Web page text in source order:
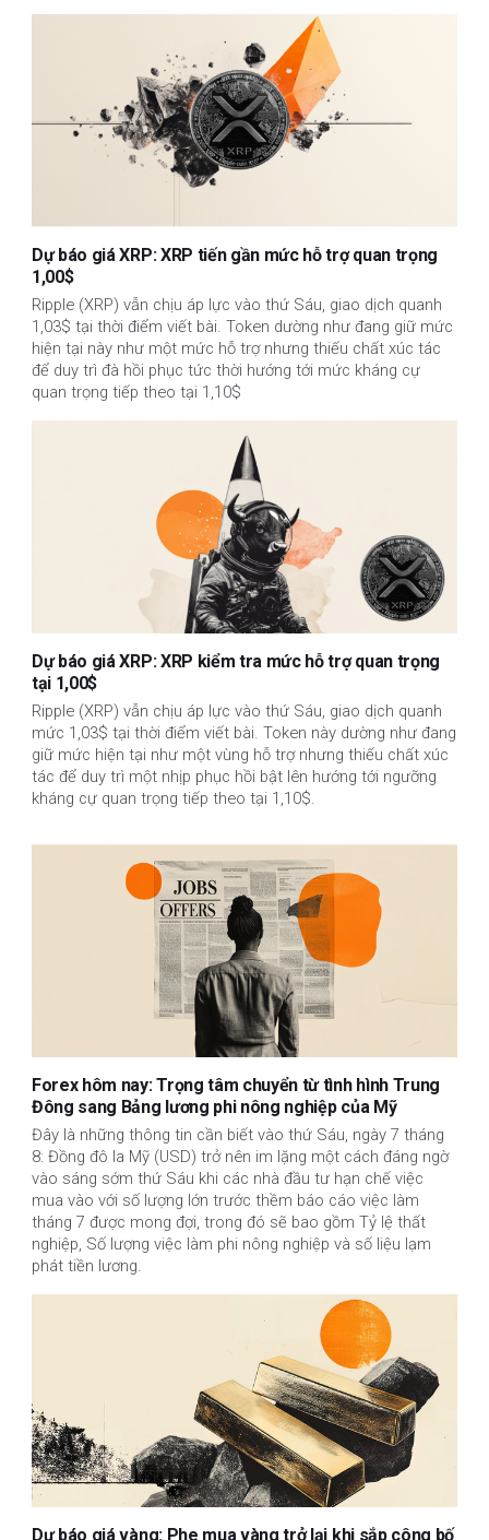
Dự báo giá XRP: XRP tiến gần mức hỗ trợ quan trọng
1,00$
Ripple (XRP) vẫn chịu áp lực vào thứ Sáu, giao dịch quanh
1,03$ tại thời điểm viết bài. Token dường như đang giữ mức
hiện tại này như một mức hỗ trợ nhưng thiếu chất xúc tác
để duy trì đà hồi phục tức thời hướng tới mức kháng cự
quan trọng tiếp theo tại 1,10$
Dự báo giá XRP: XRP kiểm tra mức hỗ trợ quan trọng
tại 1,00$
Ripple (XRP) vẫn chịu áp lực vào thứ Sáu, giao dịch quanh
mức 1,03$ tại thời điểm viết bài. Token này dường như đang
giữ mức hiện tại như một vùng hỗ trợ nhưng thiếu chất xúc
tác để duy trì một nhịp phục hồi bật lên hướng tới ngưỡng
kháng cự quan trọng tiếp theo tại 1,10$.
Forex hôm nay: Trọng tâm chuyển từ tình hình Trung
Đông sang Bảng lương phi nông nghiệp của Mỹ
Đây là những thông tin cần biết vào thứ Sáu, ngày 7 tháng
8: Đồng đô la Mỹ (USD) trở nên im lặng một cách đáng ngờ
vào sáng sớm thứ Sáu khi các nhà đầu tư hạn chế việc
mua vào với số lượng lớn trước thềm báo cáo việc làm
tháng 7 được mong đợi, trong đó sẽ bao gồm Tỷ lệ thất
nghiệp, Số lượng việc làm phi nông nghiệp và số liệu lạm
phát tiền lương.
Dự báo giá vàng: Phe mua vàng trở lại khi sắp công bố